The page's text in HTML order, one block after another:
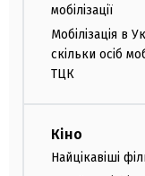
мобілізації
Мобілізація в
скільки осіб
ТЦК
Кіно
Найцікавіші